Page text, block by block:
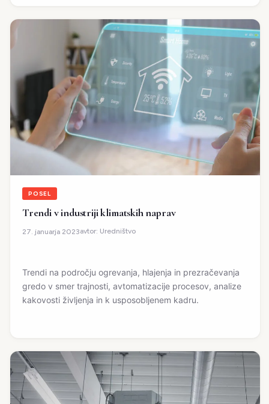
POSEL
Trendi v industriji klimatskih naprav
27. januarja 2023avtor: Uredništvo
Trendi na področju ogrevanja, hlajenja in prezračevanja
gredo v smer trajnosti, avtomatizacije procesov, analize
kakovosti življenja in k usposobljenem kadru.